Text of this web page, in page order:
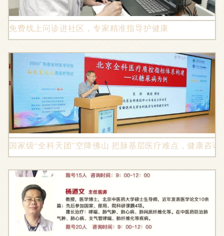
免费线上问诊进社区，专家精准指导护健康
国家级“全科天团”空降佛山 把脉基层医疗难点，健康咨